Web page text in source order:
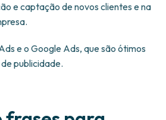
e captação de novos clientes e na
e o Google Ads, que são ótimos
publicidade.